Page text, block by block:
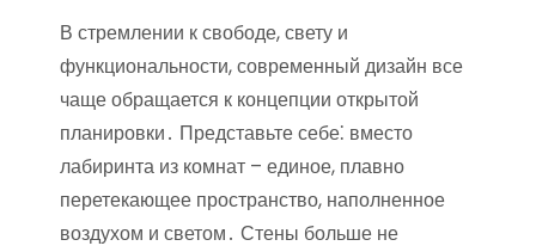
В стремлении к свободе, свету и
функциональности, современный дизайн все
чаще обращается к концепции открытой
планировки․ Представьте себе⁚ вместо
лабиринта из комнат – единое, плавно
перетекающее пространство, наполненное
воздухом и светом․ Стены больше не